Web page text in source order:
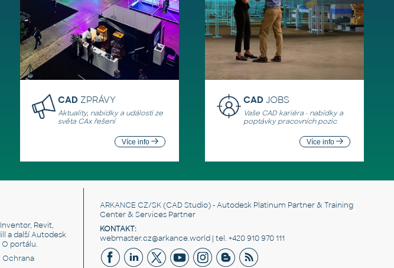
CAD ZPRÁVY
Aktuality, nabídky a události ze
světa CAx řešení
Více info
CADJOBS
Vaše CAD kariéra - nabídky a
poptávky pracovních pozic
Více info
Revit,
a další Autodesk
O portálu.
Ochrana
ARKANCE CZ/SK(CAD Studio) - Autodesk Platinum Partner & Training
Center & Services Partner
KONTAKT:
webmaster.cz@arkance.world | tel. +420 910 970 111